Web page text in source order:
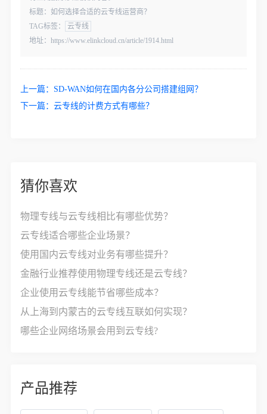
标题：如何选择合适的云专线运营商？
TAG标签：
云专线
地址：https://www.elinkcloud.cn/article/1914.html
上一篇： SD-WAN如何在国内各分公司搭建组网？
下一篇：云专线的计费方式有哪些？
猜你喜欢
物理专线与云专线相比有哪些优势？
云专线适合哪些企业场景？
使用国内云专线对业务有哪些提升？
金融行业推荐使用物理专线还是云专线？
企业使用云专线能节省哪些成本？
从上海到内蒙古的云专线互联如何实现？
哪些企业网络场景会用到云专线?
产品推荐